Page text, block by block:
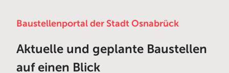
Baustellenportal der Stadt Osnabrück
Aktuelle und geplante Baustellen
auf einen Blick